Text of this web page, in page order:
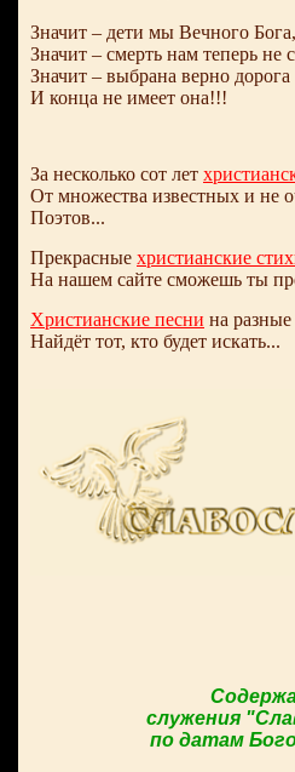
Значит – дети мы Вечного Бога,
Значит – смерть нам теперь не
Значит – выбрана верно дорога
И конца не имеет она!!!
За несколько сот лет
От множества известных и не
Поэтов...
Прекрасные христианские
На нашем сайте сможешь ты
Христианские песни на
Найдёт тот, кто будет искать...
служения
по датам